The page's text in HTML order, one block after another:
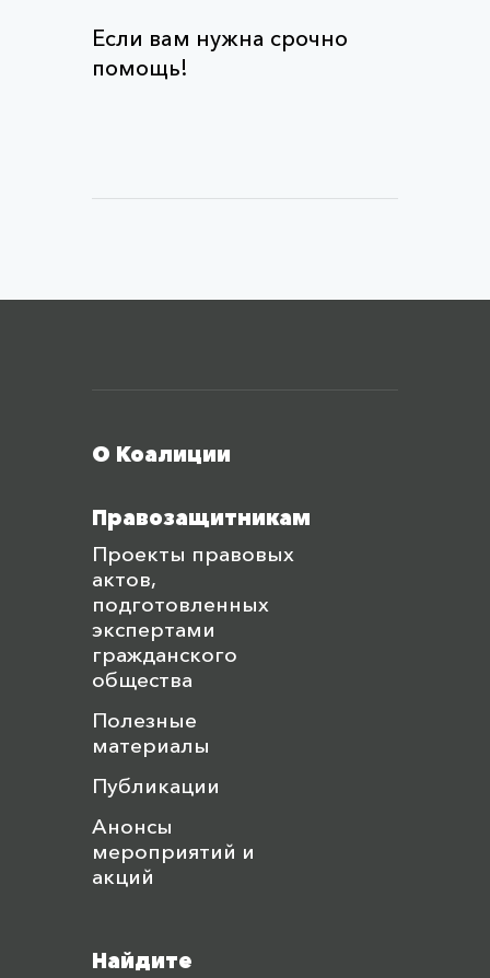
Если вам нужна срочно
помощь!
О Коалиции
Правозащитникам
Проекты правовых
актов,
подготовленных
экспертами
гражданского
общества
Полезные
материалы
Публикации
Анонсы
мероприятий и
акций
Найдите